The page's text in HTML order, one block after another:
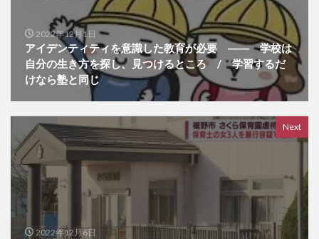
2022年12月1日
アイデンティティを意識した教育が必要 ―― 学校は
自分の生き方を探し、見つけるところ / 学習するだ
けなら塾と同じ
Next
2022年12月6日